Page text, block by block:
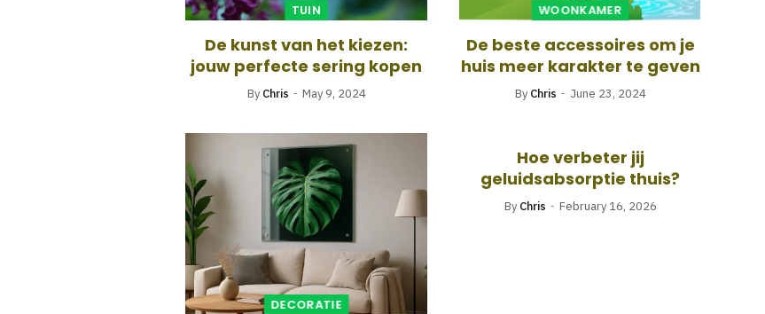
TUIN
De kunst van het kiezen:
jouw perfecte sering kopen
By Chris May 9, 2024
WOONKAMER
De beste accessoires om je
huis meer karakter te geven
By Chris June 23, 2024
DECORATIE
Hoe verbeter jij
geluidsabsorptie thuis?
By Chris February 16, 2026